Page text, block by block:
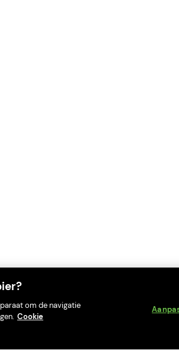
om de navigatie
Cookie